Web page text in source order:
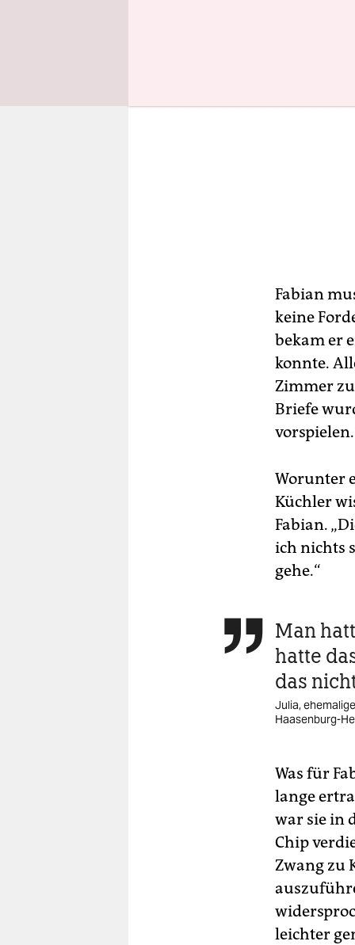
Fabian
keine
bekam er
konnte.
Zimmer
Briefe
Worunter
Küchler
Fabian.
ich nichts
gehe.“
 Man
hatte
das
Julia,
Haasenburg-
Was für
lange
war sie in
Chip
Zwang zu
leichter